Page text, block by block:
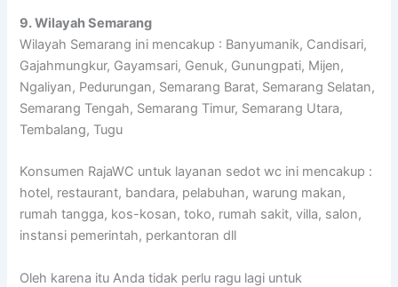
9. Wilayah Semarang
Wilayah Semarang ini mencakup : Banyumanik, Candisari,
Gajahmungkur, Gayamsari, Genuk, Gunungpati, Mijen,
Ngaliyan, Pedurungan, Semarang Barat, Semarang Selatan,
Semarang Tengah, Semarang Timur, Semarang Utara,
Tembalang, Tugu
Konsumen RajaWC untuk layanan sedot wc ini mencakup :
hotel, restaurant, bandara, pelabuhan, warung makan,
rumah tangga, kos-kosan, toko, rumah sakit, villa, salon,
instansi pemerintah, perkantoran dll
Oleh karena itu Anda tidak perlu ragu lagi untuk